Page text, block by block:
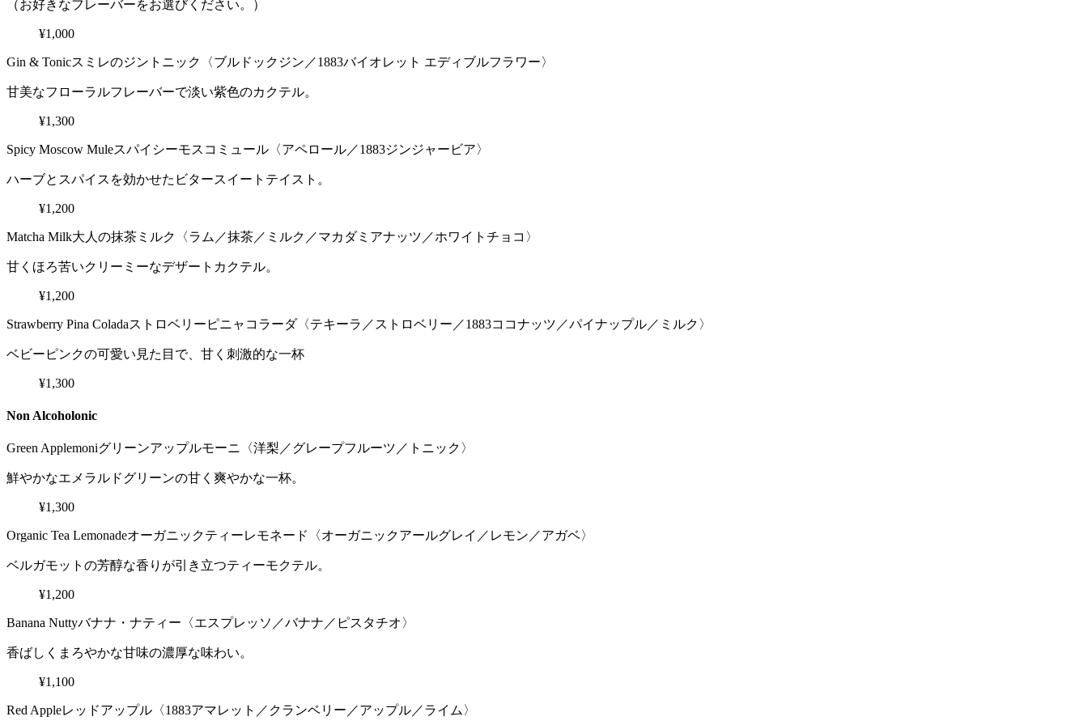
（お好きなフレーバーをお選びください。）
¥1,000
Gin & Tonicスミレのジントニック〈ブルドックジン／1883バイオレット エディブルフラワー〉
甘美なフローラルフレーバーで淡い紫色のカクテル。
¥1,300
Spicy Moscow Muleスパイシーモスコミュール〈アペロール／1883ジンジャービア〉
ハーブとスパイスを効かせたビタースイートテイスト。
¥1,200
Matcha Milk大人の抹茶ミルク〈ラム／抹茶／ミルク／マカダミアナッツ／ホワイトチョコ〉
甘くほろ苦いクリーミーなデザートカクテル。
¥1,200
Strawberry Pina Coladaストロベリーピニャコラーダ〈テキーラ／ストロベリー／1883ココナッツ／パイナップル／ミルク〉
ベビーピンクの可愛い見た目で、甘く刺激的な一杯
¥1,300
Non Alcoholonic
Green Applemoniグリーンアップルモーニ〈洋梨／グレープフルーツ／トニック〉
鮮やかなエメラルドグリーンの甘く爽やかな一杯。
¥1,300
Organic Tea Lemonadeオーガニックティーレモネード〈オーガニックアールグレイ／レモン／アガベ〉
ベルガモットの芳醇な香りが引き立つティーモクテル。
¥1,200
Banana Nuttyバナナ・ナティー〈エスプレッソ／バナナ／ピスタチオ〉
香ばしくまろやかな甘味の濃厚な味わい。
¥1,100
Red Appleレッドアップル〈1883アマレット／クランベリー／アップル／ライム〉